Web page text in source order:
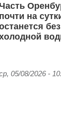
Часть
почти на
без
05/08/2026 -